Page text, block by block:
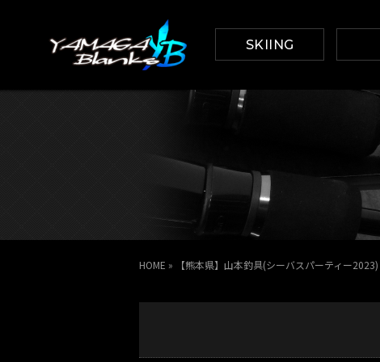
SKIING
HOME » 【熊本県】山本釣具(シーバスパーティー2023)